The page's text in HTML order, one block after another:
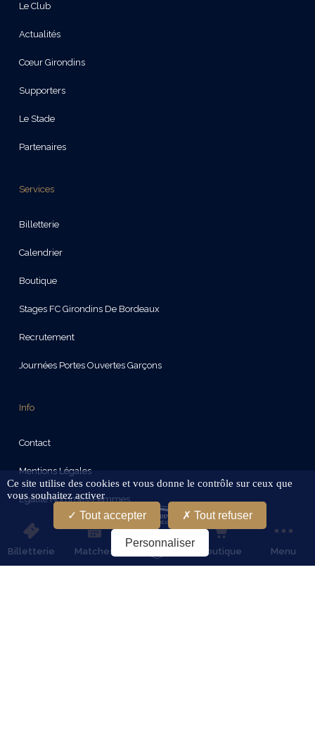
Billetterie Matches Boutique Menu
Le Club
Actualités
Cœur Girondins
Supporters
Le Stade
Partenaires
Services
Billetterie
Calendrier
Boutique
Stages FC Girondins De Bordeaux
Recrutement
Journées Portes Ouvertes Garçons
Info
Contact
Mentions Légales
Egalité Hommes-Femmes
Protection Des Données
Conditions Générales D'Utilisation
Ce site utilise des cookies et vous donne le contrôle sur ceux que
vous souhaitez activer
Tout accepter Tout refuser
Personnaliser